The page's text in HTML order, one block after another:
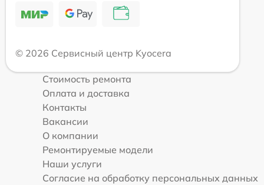
© 2026 Сервисный центр Kyocera
Стоимость ремонта
Оплата и доставка
Контакты
Вакансии
О компании
Ремонтируемые модели
Наши услуги
Согласие на обработку персональных данных